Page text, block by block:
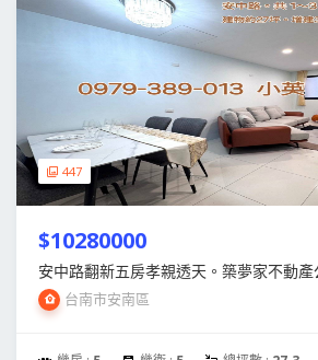
447
$10280000
安中路翻新五房孝親透天。築夢家不動產
台南市安南區